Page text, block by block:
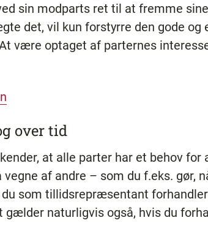
sin modparts ret til at fremme
det, vil kun forstyrre den gode
være optaget af parternes
over tid
at alle parter har et behov
af andre – som du f.eks. gør,
som tillidsrepræsentant
naturligvis også, hvis du